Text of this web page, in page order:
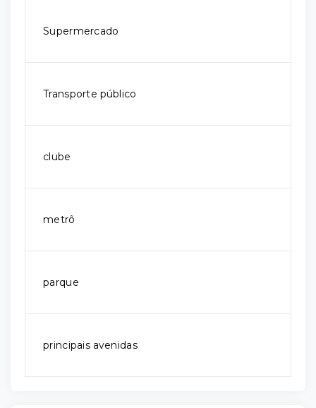
Supermercado
Transporte público
clube
metrô
parque
principais avenidas